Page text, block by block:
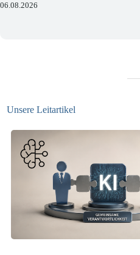
06.08.2026
Unsere Leitartikel